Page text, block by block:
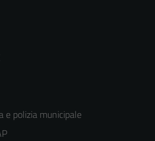
e polizia municipale